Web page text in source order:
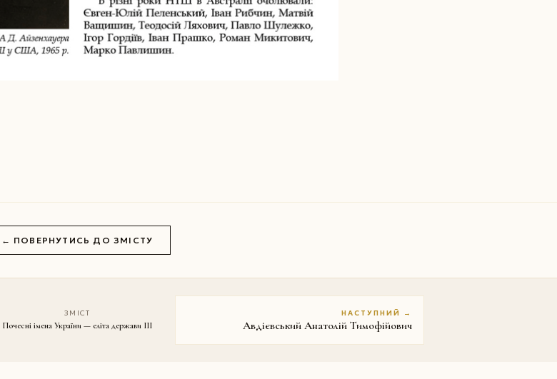
← ПОВЕРНУТИСЬ ДО ЗМІСТУ
ЗМІСТ
Почесні імена України — еліта держави III
НАСТУПНИЙ →
Авдієвський Анатолій Тимофійович